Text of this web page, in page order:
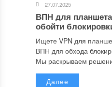
Отправляя сообщение, Вы
персональных данных.
27.07.2025
ВПН для планшета
обойти
Ищете VPN для
ВПН для обхода
Мы раскрываем
Далее